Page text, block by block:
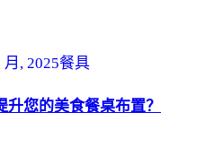
月, 2025餐具
您的美食餐桌布置？